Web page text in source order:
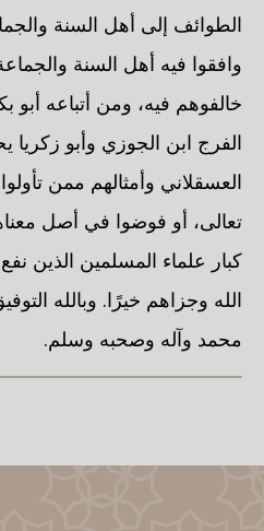
الطوائف إلى أهل السنة
وافقوا فيه أهل السنة
خالفوهم فيه، ومن أتباعه أبو
الفرج ابن الجوزي وأبو زكريا
العسقلاني وأمثالهم ممن
تعالى، أو فوضوا في أصل
كبار علماء المسلمين الذين
الله وجزاهم خيرًا. وبالله
محمد وآله وصحبه وسلم.